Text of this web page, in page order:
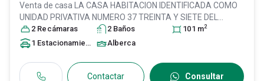
Venta de casa
LA CASA HABITACION IDENTIFICADA COMO
UNIDAD PRIVATIVA NUMERO 37 TREINTA Y SIETE DEL
CONDOMINIO UNIDA, Col. El Zapote,
Zapopan, Jalisco
México, C.P. 45134 , ID:30635478
2 Recámaras 2 Baños 101 m2
1 Estacionamiento Alberca
Contactar Consultar